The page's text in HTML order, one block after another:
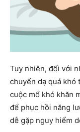
Tuy nhiên, đối với
chuyển dạ quá
cuộc mổ khó khăn
để phục hồi năng
dễ gặp nguy hiểm